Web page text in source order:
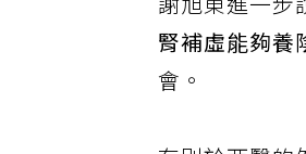
謝旭東進一步
腎補虛能夠養
會。